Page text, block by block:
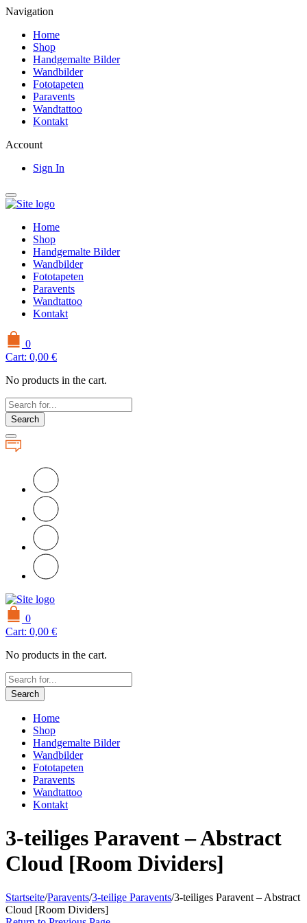
Navigation
Home
Shop
Handgemalte Bilder
Wandbilder
Fototapeten
Paravents
Wandtattoo
Kontakt
Account
Sign In
Home
Shop
Handgemalte Bilder
Wandbilder
Fototapeten
Paravents
Wandtattoo
Kontakt
0
Cart: 0,00 €
No products in the cart.
Search
0
Cart: 0,00 €
No products in the cart.
Search
Home
Shop
Handgemalte Bilder
Wandbilder
Fototapeten
Paravents
Wandtattoo
Kontakt
3-teiliges Paravent – Abstract
Cloud [Room Dividers]
Startseite/Paravents/3-teilige Paravents/3-teiliges Paravent – Abstract
Cloud [Room Dividers]